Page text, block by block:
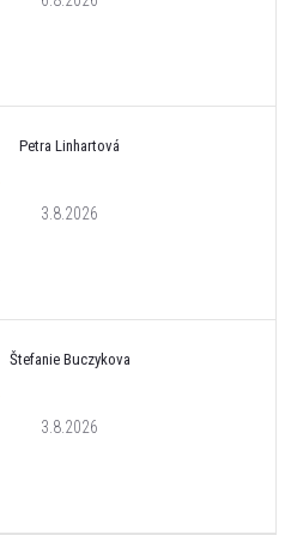
Petra Linhartová
3.8.2026
Štefanie Buczykova
3.8.2026